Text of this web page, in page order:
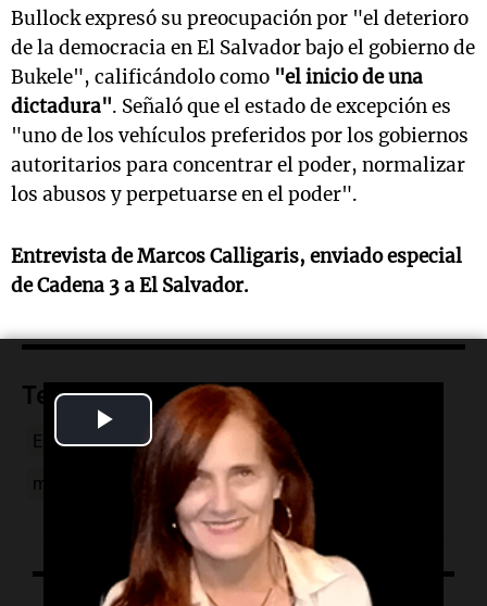
Play
Video
Bullock expresó su preocupación por "el deterioro
de la democracia en El Salvador bajo el gobierno de
Bukele", calificándolo como "el inicio de una
dictadura". Señaló que el estado de excepción es
"uno de los vehículos preferidos por los gobiernos
autoritarios para concentrar el poder, normalizar
los abusos y perpetuarse en el poder".
Entrevista de Marcos Calligaris, enviado especial
de Cadena 3 a El Salvador.
Temas
El Salvador Nayib Bukele derechos humanos
marcos-calligaris